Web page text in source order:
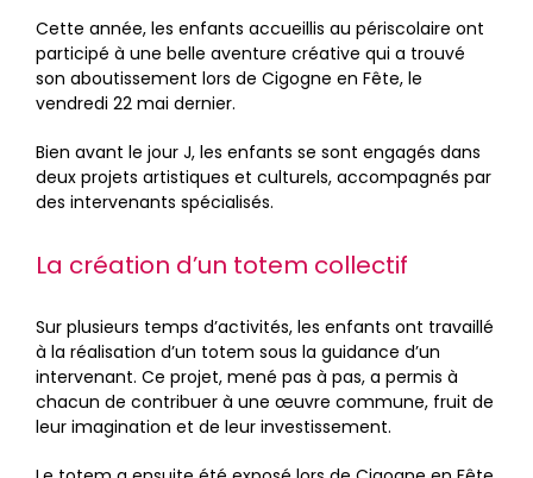
Cette année, les enfants accueillis au périscolaire ont
participé à une belle aventure créative qui a trouvé
son aboutissement lors de Cigogne en Fête, le
vendredi 22 mai dernier.
Bien avant le jour J, les enfants se sont engagés dans
deux projets artistiques et culturels, accompagnés par
des intervenants spécialisés.
La création d’un totem collectif
Sur plusieurs temps d’activités, les enfants ont travaillé
à la réalisation d’un totem sous la guidance d’un
intervenant. Ce projet, mené pas à pas, a permis à
chacun de contribuer à une œuvre commune, fruit de
leur imagination et de leur investissement.